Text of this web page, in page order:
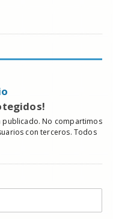
publicado. No compartimos
con terceros. Todos